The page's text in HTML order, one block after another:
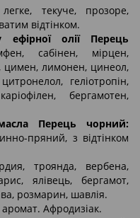
текуче, прозоре,
відтінком.
олії Перець
сабінен, мірцен,
лимонен, цинеол,
геліотропін,
бергамотен,
Перець чорний:
пряний, з відтінком
троянда, вербена,
ялівець, бергамот,
розмарин, шавлія.
Афродизіак.